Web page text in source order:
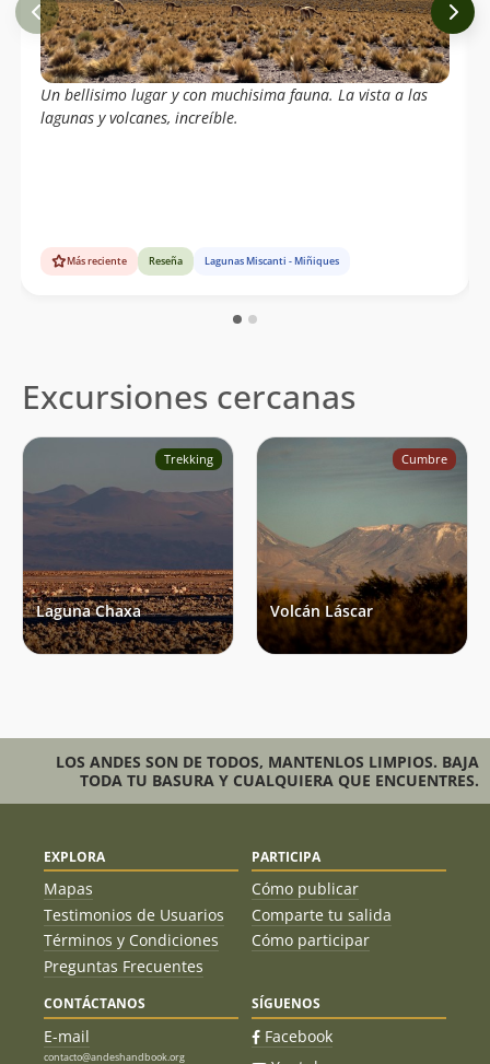
Un bellisimo lugar y con muchisima fauna. La vista a las
lagunas y volcanes, increíble.
Más reciente Reseña Lagunas Miscanti - Miñiques
Excursiones cercanas
Trekking
Laguna Chaxa
Cumbre
Volcán Láscar
LOS ANDES SON DE TODOS, MANTENLOS LIMPIOS. BAJA
TODA TU BASURA Y CUALQUIERA QUE ENCUENTRES.
EXPLORA
Mapas
Testimonios de Usuarios
Términos y Condiciones
Preguntas Frecuentes
PARTICIPA
Cómo publicar
Comparte tu salida
Cómo participar
CONTÁCTANOS
E-mail
contacto@andeshandbook.org
SÍGUENOS
Facebook